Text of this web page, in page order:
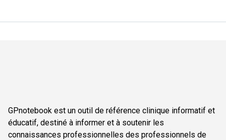
GPnotebook est un outil de référence clinique informatif et
éducatif, destiné à informer et à soutenir les
connaissances professionnelles des professionnels de